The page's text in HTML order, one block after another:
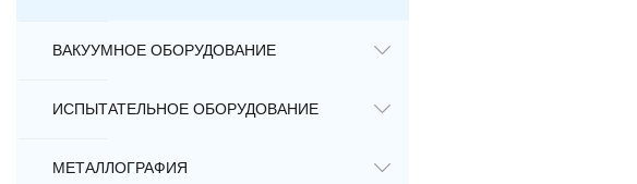
ВАКУУМНОЕ ОБОРУДОВАНИЕ
ИСПЫТАТЕЛЬНОЕ ОБОРУДОВАНИЕ
МЕТАЛЛОГРАФИЯ